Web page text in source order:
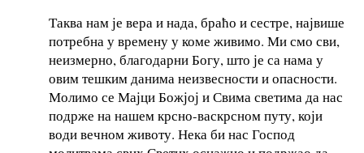
Таква нам је вера и нада, браћо и сестре, највише
потребна у времену у коме живимо. Ми смо сви,
неизмерно, благодарни Богу, што је са нама у
овим тешким данима неизвесности и опасности.
Молимо се Мајци Божјој и Свима светима да нас
подрже на нашем крсно-васкрсном путу, који
води вечном животу. Нека би нас Господ